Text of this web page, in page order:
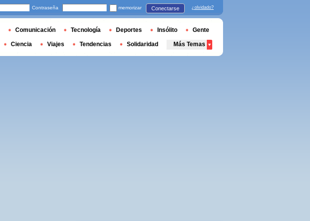
Contraseña memorizar Conectarse ¿olvidado?
Comunicación Tecnología Deportes Insólito Gente
Ciencia Viajes Tendencias Solidaridad Más Temas